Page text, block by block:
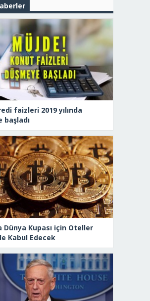
faizleri 2019 yılında
başladı
Dünya Kupası için Oteller
Kabul Edecek